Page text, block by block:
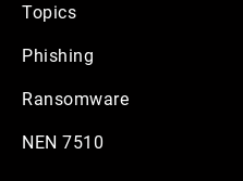
Topics
Phishing
Ransomware
NEN 7510